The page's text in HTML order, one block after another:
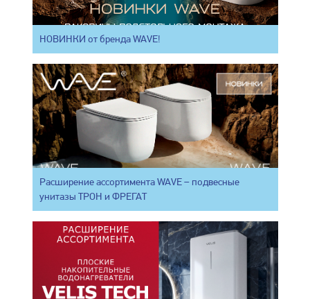
НОВИНКИ от бренда WAVE!
Расширение ассортимента WAVE – подвесные
унитазы ТРОН и ФРЕГАТ